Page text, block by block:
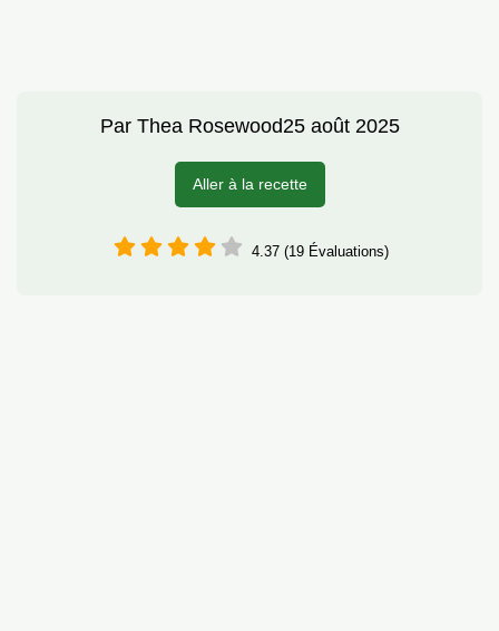
Par Thea Rosewood25 août 2025
Aller à la recette
4.37 (19 Évaluations)